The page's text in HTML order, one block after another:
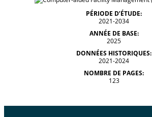
PÉRIODE D’ÉTUDE:
2021-2034
ANNÉE DE BASE:
2025
DONNÉES HISTORIQUES:
2021-2024
NOMBRE DE PAGES:
123